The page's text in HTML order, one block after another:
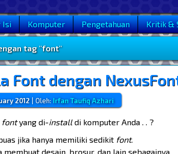
Isi Komputer Pengetahuan Kritik &
tag "font"
Font dengan
2012 Oleh:Irfan Taufiq Azhari
fontyang di-installdi komputer Anda . . ?
jika hanya memiliki sedikit font.
membuat desain, brosur, dan lain sebagainya.